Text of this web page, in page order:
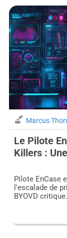
Marcus
Le Pilote
Killers :
Pilote EnCase
l'escalade de
BYOVD critique.